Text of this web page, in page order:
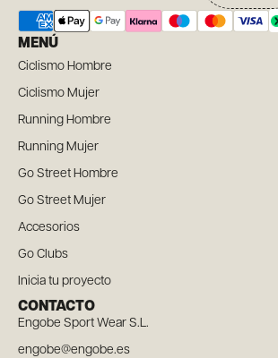
MENÚ
Ciclismo Hombre
Ciclismo Mujer
Running Hombre
Running Mujer
Go Street Hombre
Go Street Mujer
Accesorios
Go Clubs
Inicia tu proyecto
CONTACTO
Engobe Sport Wear S.L.
engobe@engobe.es